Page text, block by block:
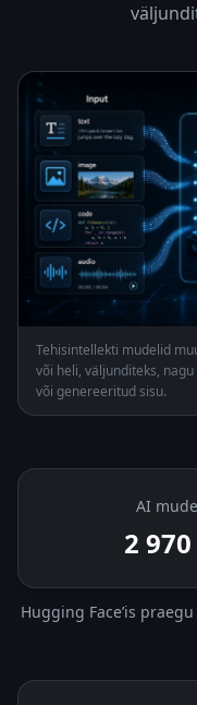
Tehisintellekti mudelid
või heli, väljunditeks,
või genereeritud sisu.
AI
2 970
Hugging Face’is